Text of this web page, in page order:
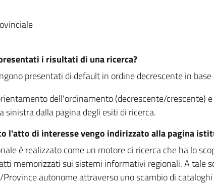
i risultati di una ricerca?
presentati di default in ordine decrescente in
dell'ordinamento (decrescente/
sinistra dalla pagina degli esiti di ricerca.
l'atto di interesse vengo indirizzato alla pagina
è realizzato come un motore di ricerca che ha lo
memorizzati sui sistemi informativi regionali. A tale
autonome attraverso uno scambio di